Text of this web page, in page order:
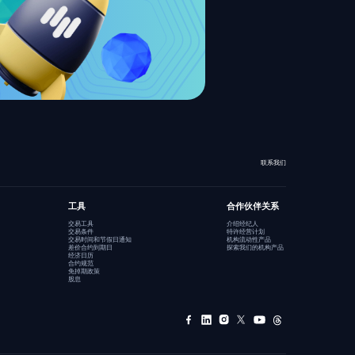
联系我们
工具
交易工具
交易条件
交易时间和节假日通知
差价合约到期日
经济日历
合约规范
免掉期政策
股息
合作伙伴关系
介绍经纪人
特许经营计划
机构流动性产品
探索我们的机构产品